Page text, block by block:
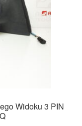
Widoku 3 PIN